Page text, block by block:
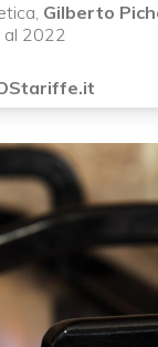
Gilberto
al 2022